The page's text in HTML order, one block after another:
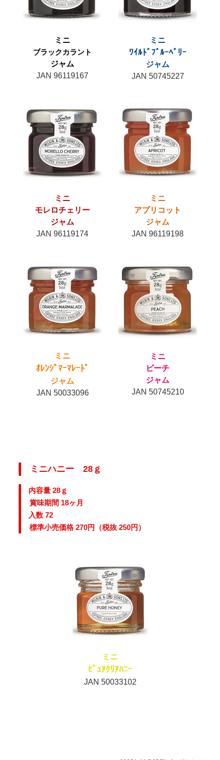
ミニ
ブラックカラント
ジャム
JAN 96119167
ミニ
ﾜｲﾙﾄﾞﾌﾞﾙｰﾍﾞﾘｰ
ジャム
JAN 50745227
ミニ
モレロチェリー
ジャム
JAN 96119174
ミニ
アプリコット
ジャム
JAN 96119198
ミニ
ｵﾚﾝｼﾞﾏｰﾏﾚｰﾄﾞ
ジャム
JAN 50033096
ミニ
ピーチ
ジャム
JAN 50745210
ミニハニー 28ｇ
内容量 28ｇ
賞味期間 18ヶ月
入数 72
標準小売価格 270円（税抜 250円）
ミニ
ﾋﾟｭｱｸﾘｱﾊﾆｰ
JAN 50033102